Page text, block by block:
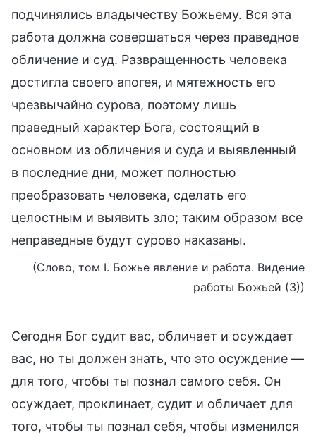
подчинялись владычеству Божьему. Вся эта
работа должна совершаться через праведное
обличение и суд. Развращенность человека
достигла своего апогея, и мятежность его
чрезвычайно сурова, поэтому лишь
праведный характер Бога, состоящий в
основном из обличения и суда и выявленный
в последние дни, может полностью
преобразовать человека, сделать его
целостным и выявить зло; таким образом все
неправедные будут сурово наказаны.
(Слово, том I. Божье явление и работа. Видение
работы Божьей (3))
Сегодня Бог судит вас, обличает и осуждает
вас, но ты должен знать, что это осуждение —
для того, чтобы ты познал самого себя. Он
осуждает, проклинает, судит и обличает для
того, чтобы ты познал себя, чтобы изменился